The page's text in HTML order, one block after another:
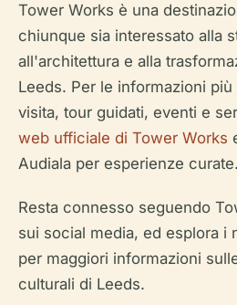
Tower Works è una
chiunque sia interessato alla
all'architettura e alla
Leeds. Per le informazioni
visita, tour guidati, eventi e
web ufficiale di Tower Works
Audiala per esperienze curate.
Resta connesso seguendo
sui social media, ed esplora i
per maggiori informazioni
culturali di Leeds.